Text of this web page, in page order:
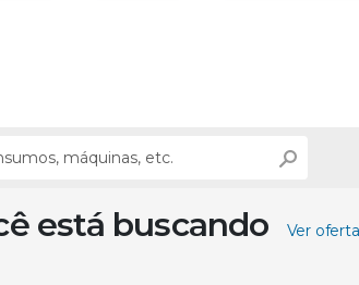
está buscando Ver